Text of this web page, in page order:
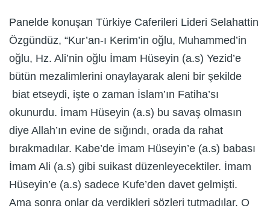
Panelde konuşan Türkiye Caferileri Lideri Selahattin
Özgündüz, “Kur’an-ı Kerim’in oğlu, Muhammed’in
oğlu, Hz. Ali’nin oğlu İmam Hüseyin (a.s) Yezid’e
bütün mezalimlerini onaylayarak aleni bir şekilde
biat etseydi, işte o zaman İslam’ın Fatiha’sı
okunurdu. İmam Hüseyin (a.s) bu savaş olmasın
diye Allah’ın evine de sığındı, orada da rahat
bırakmadılar. Kabe’de İmam Hüseyin’e (a.s) babası
İmam Ali (a.s) gibi suikast düzenleyecektiler. İmam
Hüseyin’e (a.s) sadece Kufe’den davet gelmişti.
Ama sonra onlar da verdikleri sözleri tutmadılar. O